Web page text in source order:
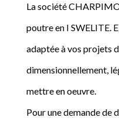
La société
poutre en I SWELITE.
adaptée à vos projets
dimensionnellement,
mettre en oeuvre.
Pour une demande de